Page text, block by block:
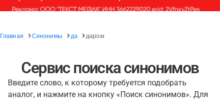
Главная Синонимы да даром
Сервис поиска синонимов
Введите слово, к которому требуется подобрать
аналог, и нажмите на кнопку «Поиск синонимов». Для